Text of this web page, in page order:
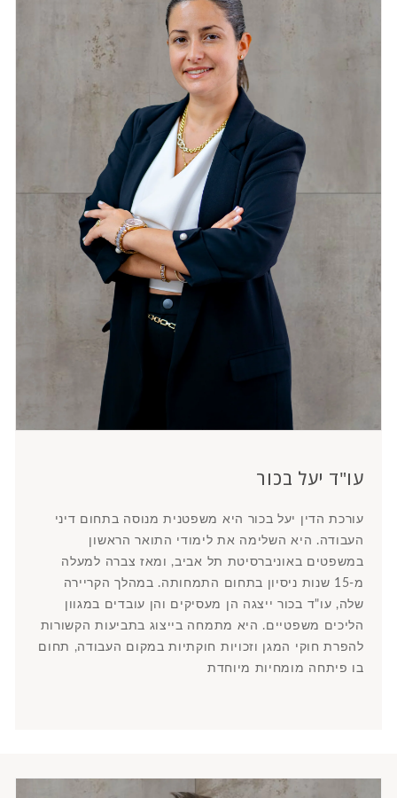
עו"ד יעל בכור
עורכת הדין יעל בכור היא משפטנית מנוסה בתחום דיני
העבודה. היא השלימה את לימודי התואר הראשון
במשפטים באוניברסיטת תל אביב, ומאז צברה למעלה
מ-15 שנות ניסיון בתחום התמחותה. במהלך הקריירה
שלה, עו"ד בכור ייצגה הן מעסיקים והן עובדים במגוון
הליכים משפטיים. היא מתמחה בייצוג בתביעות הקשורות
להפרת חוקי המגן וזכויות חוקתיות במקום העבודה, תחום
בו פיתחה מומחיות מיוחדת